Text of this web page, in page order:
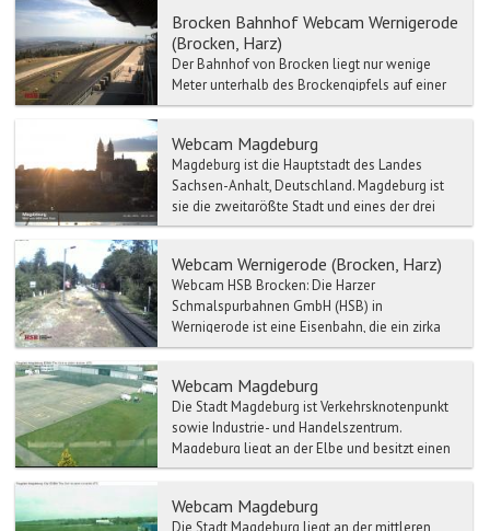
Brocken Bahnhof Webcam Wernigerode
(Brocken, Harz)
Der Bahnhof von Brocken liegt nur wenige
Meter unterhalb des Brockengipfels auf einer
Höhe von 1125 Metern. Der Brocken Bahnhof
Webcam Magdeburg
Magdeburg ist die Hauptstadt des Landes
Sachsen-Anhalt, Deutschland. Magdeburg ist
sie die zweitgrößte Stadt und eines der drei
Oberzentren von Sac...
Webcam Wernigerode (Brocken, Harz)
Webcam HSB Brocken: Die Harzer
Schmalspurbahnen GmbH (HSB) in
Wernigerode ist eine Eisenbahn, die ein zirka
140 km langes Netz von mehrheitl...
Webcam Magdeburg
Die Stadt Magdeburg ist Verkehrsknotenpunkt
sowie Industrie- und Handelszentrum.
Magdeburg liegt an der Elbe und besitzt einen
bedeutenden Binnenha...
Webcam Magdeburg
Die Stadt Magdeburg liegt an der mittleren